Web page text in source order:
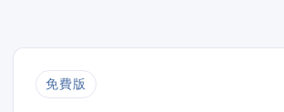
免費版